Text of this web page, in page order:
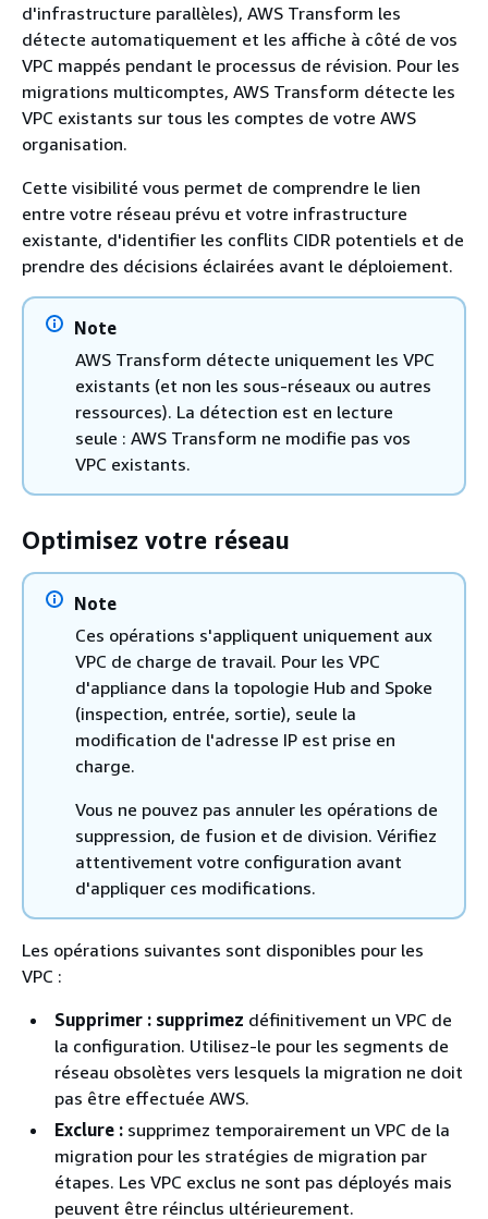
d'infrastructure parallèles), AWS Transform les
détecte automatiquement et les affiche à côté de vos
VPC mappés pendant le processus de révision. Pour les
migrations multicomptes, AWS Transform détecte les
VPC existants sur tous les comptes de votre AWS
organisation.
Cette visibilité vous permet de comprendre le lien
entre votre réseau prévu et votre infrastructure
existante, d'identifier les conflits CIDR potentiels et de
prendre des décisions éclairées avant le déploiement.
Note
AWS Transform détecte uniquement les VPC
existants (et non les sous-réseaux ou autres
ressources). La détection est en lecture
seule : AWS Transform ne modifie pas vos
VPC existants.
Optimisez votre réseau
Note
Ces opérations s'appliquent uniquement aux
VPC de charge de travail. Pour les VPC
d'appliance dans la topologie Hub and Spoke
(inspection, entrée, sortie), seule la
modification de l'adresse IP est prise en
charge.
Vous ne pouvez pas annuler les opérations de
suppression, de fusion et de division. Vérifiez
attentivement votre configuration avant
d'appliquer ces modifications.
Les opérations suivantes sont disponibles pour les
VPC :
Supprimer : supprimez définitivement un VPC de
la configuration. Utilisez-le pour les segments de
réseau obsolètes vers lesquels la migration ne doit
pas être effectuée AWS.
Exclure : supprimez temporairement un VPC de la
migration pour les stratégies de migration par
étapes. Les VPC exclus ne sont pas déployés mais
peuvent être réinclus ultérieurement.